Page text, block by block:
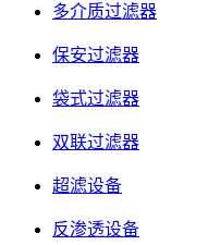
多介质过滤器
保安过滤器
袋式过滤器
双联过滤器
超滤设备
反渗透设备